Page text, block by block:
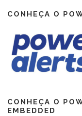
CONHEÇA O
CONHEÇA O
EMBEDDED